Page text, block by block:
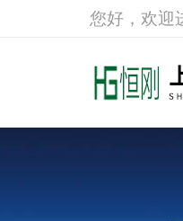
您好，欢迎